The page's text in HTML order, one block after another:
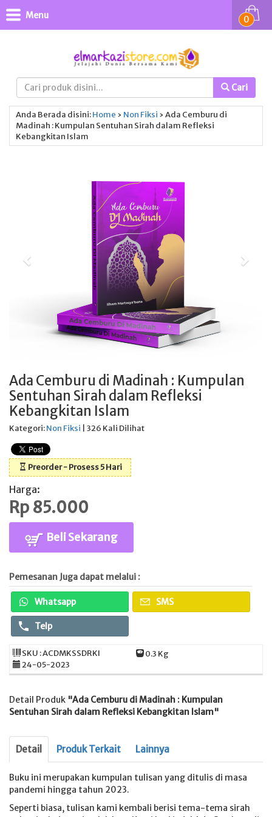
Cari
0
Menu
Anda Berada disini:Home › Non Fiksi › Ada Cemburu di
Madinah : Kumpulan Sentuhan Sirah dalam Refleksi
Kebangkitan Islam
Ada Cemburu di Madinah : Kumpulan
Sentuhan Sirah dalam Refleksi
Kebangkitan Islam
Kategori:Non Fiksi | 326 Kali Dilihat
Preorder - Prosess 5 Hari
Harga:
Rp 85.000
Beli Sekarang
Pemesanan Juga dapat melalui :
Whatsapp SMS
Telp
SKU : ACDMKSSDRKI
0.3 Kg
24-05-2023
Detail Produk "Ada Cemburu di Madinah : Kumpulan
Sentuhan Sirah dalam Refleksi Kebangkitan Islam"
Detail Produk Terkait Lainnya
Buku ini merupakan kumpulan tulisan yang ditulis di masa
pandemi hingga tahun 2023.
Seperti biasa, tulisan kami kembali berisi tema-tema sirah